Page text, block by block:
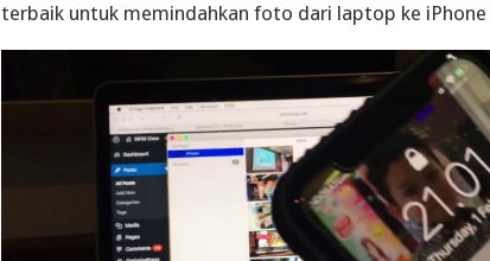
terbaik untuk memindahkan foto dari laptop ke iPhone